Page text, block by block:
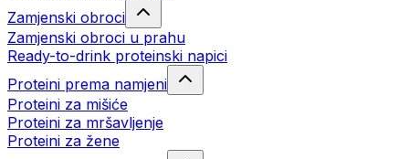
Zamjenski obroci
Zamjenski obroci u prahu
Ready-to-drink proteinski napici
Proteini prema namjeni
Proteini za mišiće
Proteini za mršavljenje
Proteini za žene